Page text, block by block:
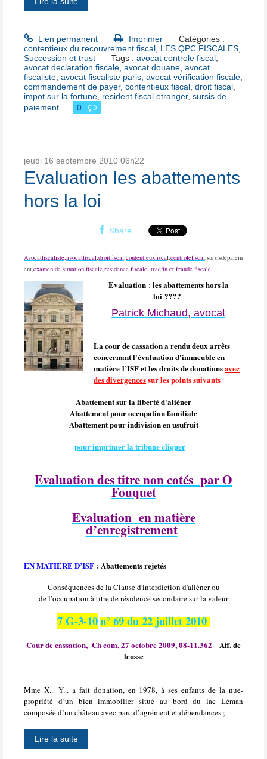
Lien permanent Imprimer
Catégories :
contentieux du recouvrement fiscal LES QPC FISCALES
Succession et trust
Tags :avocat controle fiscal
avocat declaration fiscale avocat douane avocat
fiscaliste avocat fiscaliste paris avocat vérification fiscale
commandement de payer, contentieux fiscal droit fiscal
impot sur la fortune resident fiscal etranger, sursis de
paiement
0
jeudi 16 septembre 2010 06h22
Evaluation les abattements
hors la loi
Share
Avocatfiscaliste,avocatfiscal,droitfiscal,contentieuxfiscal,controlefiscal,sursisdepaiem
ent,examen de situation fiscale,residence fiscale, tracfin et fraude fiscale
Evaluation : les abattements hors la
loi ????
Patrick Michaud, avocat
La cour de cassation a rendu deux arrêts
concernant l'évaluation d'immeuble en
matière l’ISF et les droits de donationsavec
des divergencessur les points suivants
Abattement sur la liberté d'aliéner
Abattement pour occupation familiale
Abattement pour indivision en usufruit
pour imprimer la tribune cliquer
Evaluation des titre non cotés par O
Fouquet
Evaluation en matière
d’enregistrement
EN MATIERE D’ISF : Abattements rejetés
Conséquences de la Clause d'interdiction d'aliéner ou
de l’occupation à titre de résidence secondaire sur la valeur
7 G-3-10n° 69 du 22 juillet 2010
Cour de cassation, Ch com, 27 octobre 2009, 08-11.362
Aff. de
leusse
Mme X... Y... a fait donation, en 1978, à ses enfants de la nue-
propriété d’un bien immobilier situé au bord du lac Léman
composée d’un château avec parc d’agrément et dépendances ;
Lire la suite